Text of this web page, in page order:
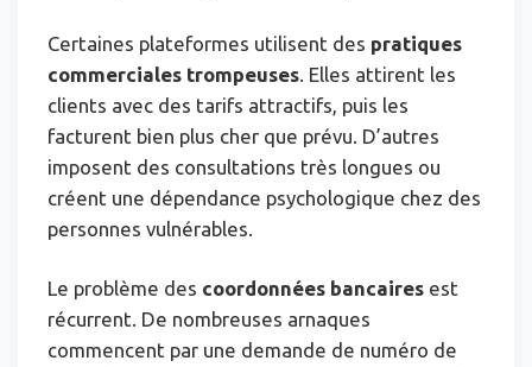
Certaines plateformes utilisent des pratiques
commerciales trompeuses . Elles attirent les
clients avec des tarifs attractifs, puis les
facturent bien plus cher que prévu. D’autres
imposent des consultations très longues ou
créent une dépendance psychologique chez des
personnes vulnérables.
Le problème des coordonnées bancaires est
récurrent. De nombreuses arnaques
commencent par une demande de numéro de